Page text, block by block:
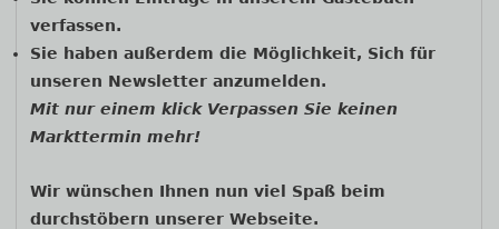
verfassen.
Sie haben außerdem die Möglichkeit, Sich für
unseren Newsletter anzumelden.
Mit nur einem klick Verpassen Sie keinen
Markttermin mehr!
Wir wünschen Ihnen nun viel Spaß beim
durchstöbern unserer Webseite.